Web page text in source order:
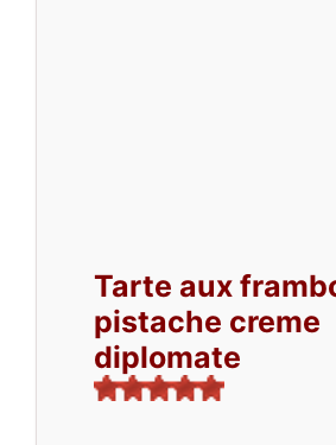
Tarte aux
pistache creme
diplomate